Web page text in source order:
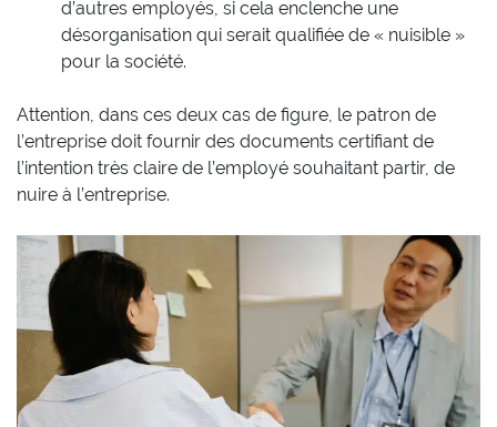
d’autres employés, si cela enclenche une
désorganisation qui serait qualifiée de « nuisible »
pour la société.
Attention, dans ces deux cas de figure, le patron de
l’entreprise doit fournir des documents certifiant de
l’intention très claire de l’employé souhaitant partir, de
nuire à l’entreprise.